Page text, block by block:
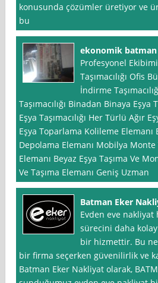
konusunda çözümler üretiyor ve
bu
ekonomik
Profesyonel
Taşımacılığı Ofis
İndirme
Taşımacılığı Binadan Binaya Eşya
Eşya Taşımacılığı Her Türlü Ağır
Eşya Toparlama Kolileme Elemanı
Depolama Elemanı Mobilya
Elemanı Beyaz Eşya Taşıma Ve
Ve Taşıma Elemanı Geniş Uzman
Batman Eker
Evden eve nakliyat
sürecini daha
bir hizmettir. Bu
bir firma seçerken güvenilirlik ve
Batman Eker Nakliyat olarak,